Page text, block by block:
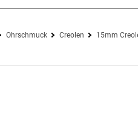
Ohrschmuck Creolen 15mm